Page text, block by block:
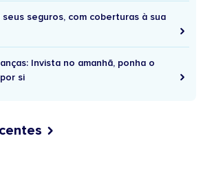
seguros, com coberturas à sua
Invista no amanhã, ponha o
si